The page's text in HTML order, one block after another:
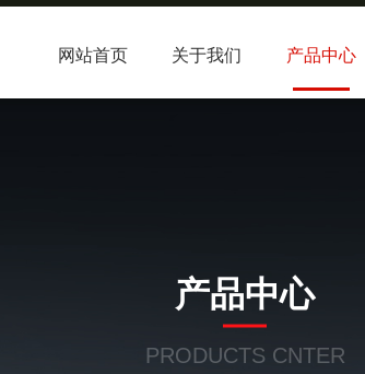
网站首页 关于我们 产品中心
产品中心
PRODUCTS CNTER